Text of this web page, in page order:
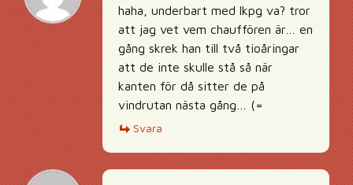
haha, underbart med lkpg va? tror
att jag vet vem chauffören är… en
gång skrek han till två tioåringar
att de inte skulle stå så när
kanten för då sitter de på
vindrutan nästa gång… (=
Svara